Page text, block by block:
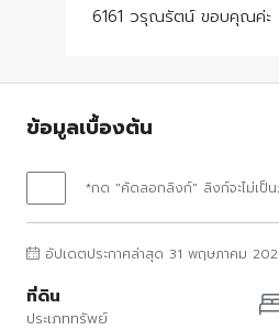
6161 วรุณรัตน์ ขอบคุณค่ะ
ข้อมูลเบื้องต้น
*กด "คัดลอกลิงก์" ลิงก์จะไม่เป็น
อัปเดตประกาศล่าสุด 31 พฤษภาคม
ที่ดิน
ประเภททรัพย์